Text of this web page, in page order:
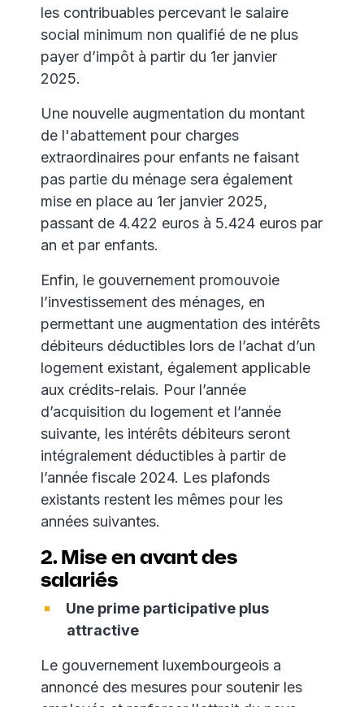
les contribuables percevant le salaire
social minimum non qualifié de ne plus
payer d’impôt à partir du 1er janvier
2025.
Une nouvelle augmentation du montant
de l'abattement pour charges
extraordinaires pour enfants ne faisant
pas partie du ménage sera également
mise en place au 1er janvier 2025,
passant de 4.422 euros à 5.424 euros par
an et par enfants.
Enfin, le gouvernement promouvoie
l’investissement des ménages, en
permettant une augmentation des intérêts
débiteurs déductibles lors de l’achat d’un
logement existant, également applicable
aux crédits-relais. Pour l’année
d’acquisition du logement et l’année
suivante, les intérêts débiteurs seront
intégralement déductibles à partir de
l’année fiscale 2024. Les plafonds
existants restent les mêmes pour les
années suivantes.
2. Mise en avant des
salariés
Une prime participative plus
attractive
Le gouvernement luxembourgeois a
annoncé des mesures pour soutenir les